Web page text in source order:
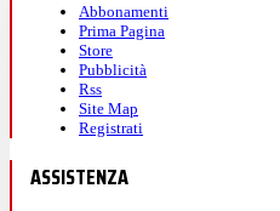
Abbonamenti
Prima Pagina
Store
Pubblicità
Rss
Site Map
Registrati
ASSISTENZA